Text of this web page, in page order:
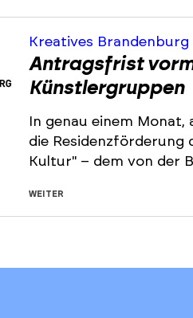
Kreatives Brandenburg
Antragsfrist
Künstlergruppen
In genau einem
die Residenzförderung
Kultur" – dem von der
WEITER